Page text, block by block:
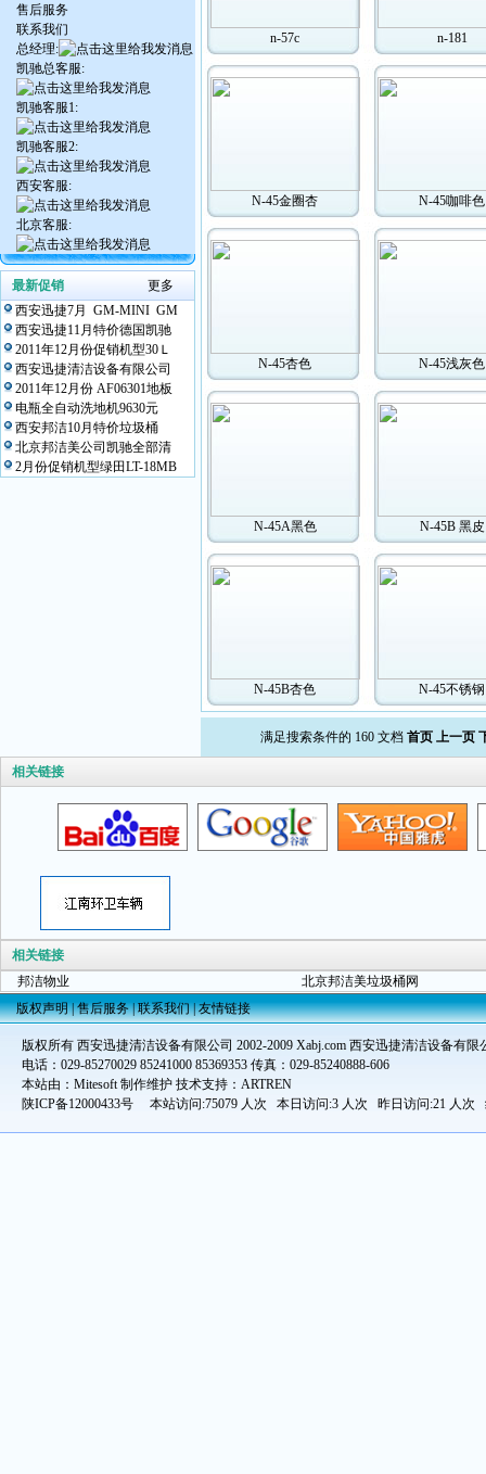
售后服务
联系我们
总经理:
凯驰总客服:
凯驰客服1:
凯驰客服2:
西安客服:
北京客服:
最新促销
更多
西安迅捷7月 GM-MINI GM
西安迅捷11月特价德国凯驰
2011年12月份促销机型30Ｌ
西安迅捷清洁设备有限公司
2011年12月份 AF06301地板
电瓶全自动洗地机9630元
西安邦洁10月特价垃圾桶
北京邦洁美公司凯驰全部清
2月份促销机型绿田LT-18MB
n-57c n-181
N-45金圈杏 N-45咖啡色
N-45杏色 N-45浅灰色
N-45A黑色 N-45B 黑皮
N-45B杏色 N-45不锈钢
满足搜索条件的 160 文档首页 上一页
相关链接
相关链接
邦洁物业
北京邦洁美垃圾桶网
版权声明|售后服务|联系我们|友情链接
版权所有 西安迅捷清洁设备有限公司 2002-2009 Xabj.com 西安迅捷清洁设备有限
电话：029-85270029 85241000 85369353 传真：029-85240888-606
本站由：Mitesoft 制作维护 技术支持：ARTREN
陕ICP备12000433号 本站访问:75079 人次 本日访问:3 人次 昨日访问:21 人次